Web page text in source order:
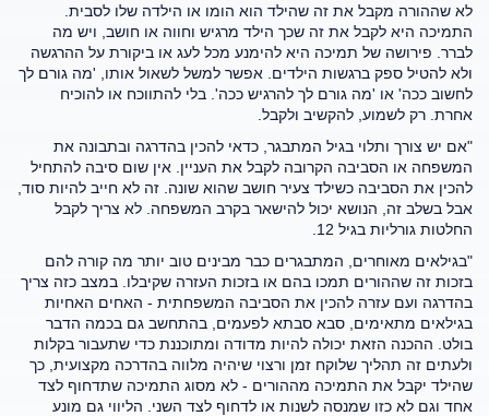
לא שההורה מקבל את זה שהילד הוא הומו או הילדה שלו לסבית.
התמיכה היא לקבל את זה שכך הילד מרגיש וחווה או חושב, ויש מה
לברר. פירושה של תמיכה היא להימנע מכל לעג או ביקורת על ההרגשה
ולא להטיל ספק ברגשות הילדים. אפשר למשל לשאול אותו, 'מה גורם לך
לחשוב ככה' או 'מה גורם לך להרגיש ככה'. בלי להתווכח או להוכיח
אחרת. רק לשמוע, להקשיב ולקבל.
"אם יש צורך ותלוי בגיל המתבגר, כדאי להכין בהדרגה ובתבונה את
המשפחה או הסביבה הקרובה לקבל את העניין. אין שום סיבה להתחיל
להכין את הסביבה כשילד צעיר חושב שהוא שונה. זה לא חייב להיות סוד,
אבל בשלב זה, הנושא יכול להישאר בקרב המשפחה. לא צריך לקבל
החלטות גורליות בגיל 12.
"בגילאים מאוחרים, המתבגרים כבר מבינים טוב יותר מה קורה להם
בזכות זה שההורים תמכו בהם או בזכות העזרה שקיבלו. במצב כזה צריך
בהדרגה ועם עזרה להכין את הסביבה המשפחתית - האחים האחיות
בגילאים מתאימים, סבא סבתא לפעמים, בהתחשב גם בכמה הדבר
בולט. ההכנה הזאת יכולה להיות מדודה ומתוכננת כדי שתעבור בקלות
ולעתים זה תהליך שלוקח זמן ורצוי שיהיה מלווה בהדרכה מקצועית, כך
שהילד יקבל את התמיכה מההורים - לא מסוג התמיכה שתדחוף לצד
אחד וגם לא כזו שמנסה לשנות או לדחוף לצד השני. הליווי גם מונע